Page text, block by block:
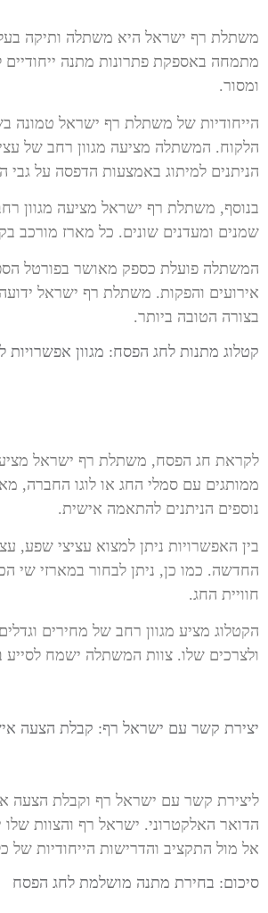
משתלת רף ישראל היא משתלה ותיקה
מתמחה באספקת פתרונות מתנה ייחודיים
ומסור.
הייחודיות של משתלת רף ישראל טמונה
הלקוח. המשתלה מציעה מגוון רחב של
הניתנים למיתוג באמצעות הדפסה על גבי
בנוסף, משתלת רף ישראל מציעה מגוון
שמנים ומעדנים שונים. כל מארז מורכב
המשתלה פועלת כספק מאושר בפורטל
אירועים והפקות. משתלת רף ישראל ידועה
בצורה הטובה ביותר.
קטלוג מתנות לחג הפסח: מגוון אפשרויות
לקראת חג הפסח, משתלת רף ישראל מציעה
ממותגים עם סמלי החג או לוגו החברה,
נוספים הניתנים להתאמה אישית.
בין האפשרויות ניתן למצוא עציצי שפע,
החדשה. כמו כן, ניתן לבחור במארזי שי
חוויית החג.
הקטלוג מציע מגוון רחב של מחירים
ולצרכים שלו. צוות המשתלה ישמח
יצירת קשר עם ישראל רף: קבלת הצעה
ליצירת קשר עם ישראל רף וקבלת הצעה
הדואר האלקטרוני. ישראל רף והצוות
אל מול התקציב והדרישות הייחודיות של
סיכום: בחירת מתנה מושלמת לחג הפסח